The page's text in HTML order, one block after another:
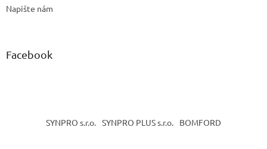
Napište nám
Facebook
SYNPRO s.r.o. SYNPRO PLUS s.r.o. BOMFORD